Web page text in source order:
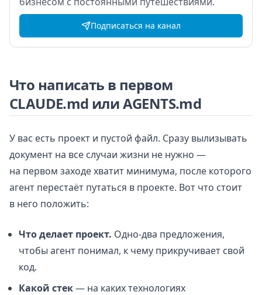
Подписаться на канал
Что написать в первом
CLAUDE.md или AGENTS.md
У вас есть проект и пустой файл. Сразу вылизывать
документ на все случаи жизни не нужно —
на первом заходе хватит минимума, после которого
агент перестаёт путаться в проекте. Вот что стоит
в него положить:
Что делает проект. Одно-два предложения,
чтобы агент понимал, к чему прикручивает свой
код.
Какой стек— на каких технологиях